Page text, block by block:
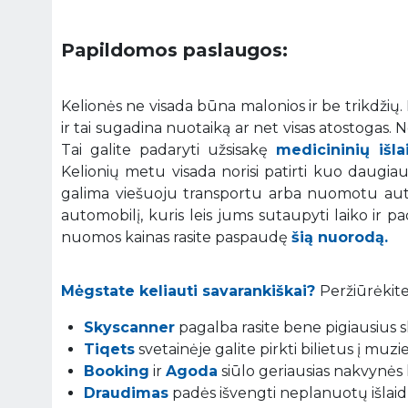
Papildomos paslaugos:
Kelionės ne visada būna malonios ir be
ir tai sugadina nuotaiką ar net visas atostogas.
Tai galite padaryti užsisakę medicininių
Kelionių metu visada norisi patirti kuo
galima viešuoju transportu arba nuomotu
automobilį, kuris leis jums sutaupyti laiko ir
nuomos kainas rasite paspaudę šią nuorodą.
Mėgstate keliauti savarankiškai?
Skyscanner pagalba rasite bene pigiausius
Tiqets svetainėje galite pirkti bilietus į
Booking ir Agoda siūlo geriausias nakvynės
Draudimas padės išvengti neplanuotų